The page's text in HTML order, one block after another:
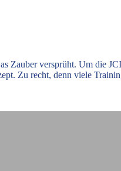
Zauber versprüht. Um die
Zu recht, denn viele